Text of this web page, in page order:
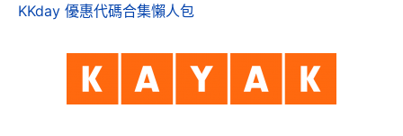
KKday 優惠代碼合集懶人包